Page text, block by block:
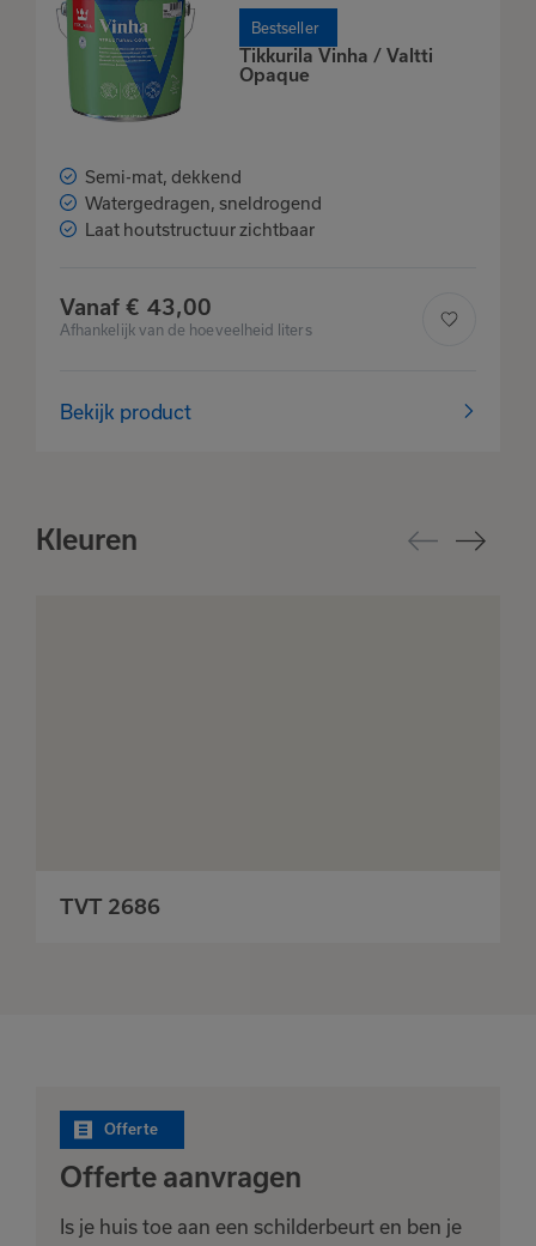
Bestseller
Tikkurila Vinha / Valtti
Opaque
Semi-mat, dekkend
Watergedragen, sneldrogend
Laat houtstructuur zichtbaar
Vanaf € 43,00
Afhankelijk van de hoeveelheid liters
Bekijk product
Kleuren
TVT 2686
Offerte
Offerte aanvragen
Is je huis toe aan een schilderbeurt en ben je
Het product is
toegevoegd
Verder winkelen